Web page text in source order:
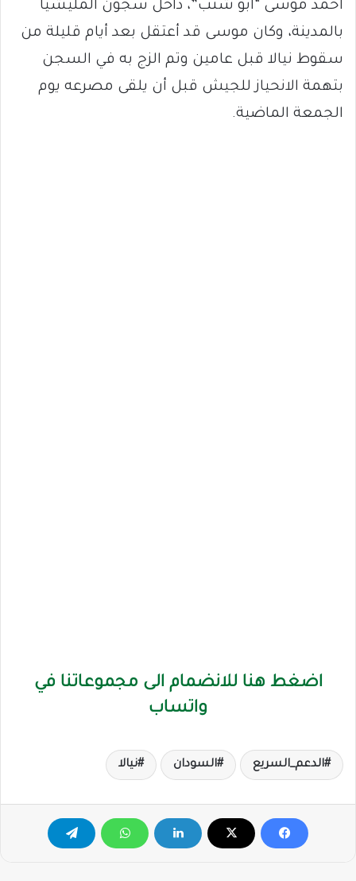
أحمد موسى “أبو شنب”، داخل سجون المليشيا
بالمدينة، وكان موسى قد أعتقل بعد أيام قليلة من
سقوط نيالا قبل عامين وتم الزج به في السجن
بتهمة الانحياز للجيش قبل أن يلقى مصرعه يوم
الجمعة الماضية.
اضغط هنا للانضمام الى مجموعاتنا في
واتساب
الدعم_السريع السودان نيالا